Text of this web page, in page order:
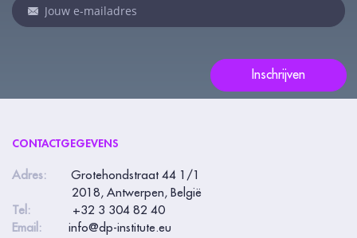
Inschrijven
laat
CONTACTGEGEVENS
Adres:
Grotehondstraat 44 1/1
2018, Antwerpen, België
Tel:
+32 3 304 82 40
Email:
info@dp-institute.eu